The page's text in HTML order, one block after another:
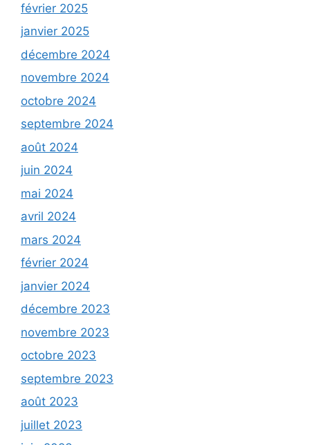
février 2025
janvier 2025
décembre 2024
novembre 2024
octobre 2024
septembre 2024
août 2024
juin 2024
mai 2024
avril 2024
mars 2024
février 2024
janvier 2024
décembre 2023
novembre 2023
octobre 2023
septembre 2023
août 2023
juillet 2023